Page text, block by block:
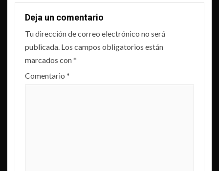
Deja un comentario
Tu dirección de correo electrónico no será
publicada. Los campos obligatorios están
marcados con*
Comentario *